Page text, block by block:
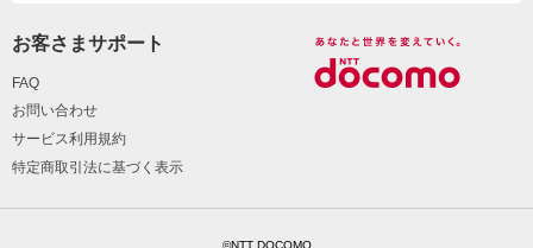
お客さまサポート
FAQ
お問い合わせ
サービス利用規約
特定商取引法に基づく表示
©NTT DOCOMO